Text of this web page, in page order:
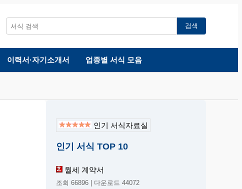
검색
이력서·자기소개서 업종별 서식 모음
인기 서식자료실
인기 서식 TOP 10
월세 계약서
조회 66896 | 다운로드 44072